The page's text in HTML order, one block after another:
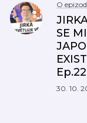
O
SE
30. 10.